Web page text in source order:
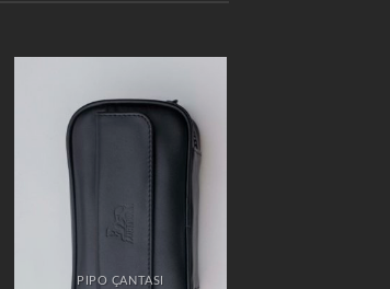
PIPO ÇANTASI